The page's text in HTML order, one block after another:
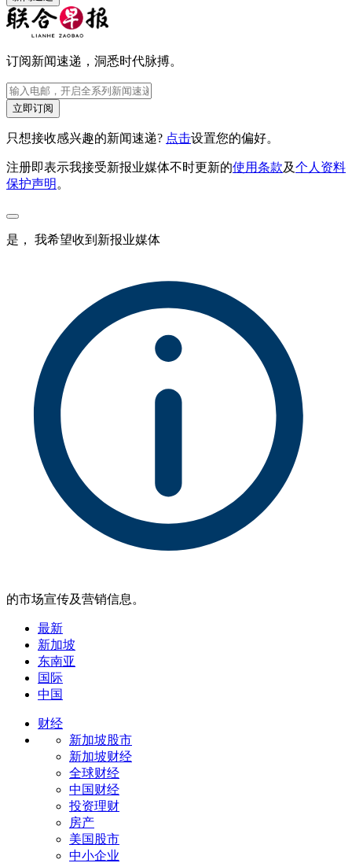
订阅新闻速递，洞悉时代脉搏。
立即订阅
只想接收感兴趣的新闻速递? 点击设置您的偏好。
注册即表示我接受新报业媒体不时更新的使用条款及个人资料
保护声明 。
是， 我希望收到新报业媒体
的市场宣传及营销信息。
最新
新加坡
东南亚
国际
中国
财经
新加坡股市
新加坡财经
全球财经
中国财经
投资理财
房产
美国股市
中小企业